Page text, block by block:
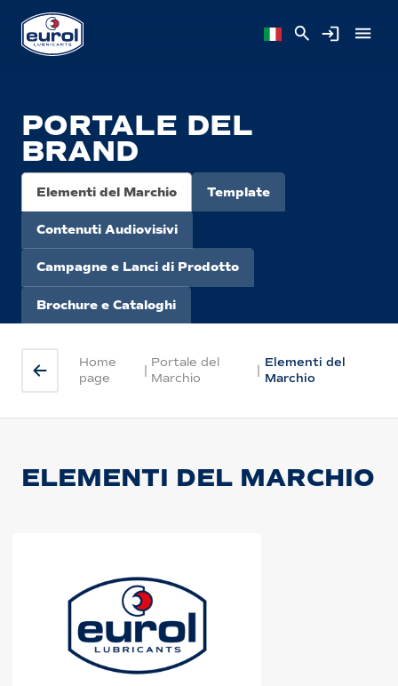
PORTALE DEL
BRAND
Elementi del Marchio Template
Contenuti Audiovisivi
Campagne e Lanci di Prodotto
Brochure e Cataloghi
Home
page
|
Portale del
Marchio
|
Elementi del
Marchio
ELEMENTI DEL MARCHIO